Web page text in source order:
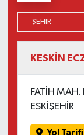
KESKİN
FATİH MAH.
ESKİŞEHİR
Yol Tarifi